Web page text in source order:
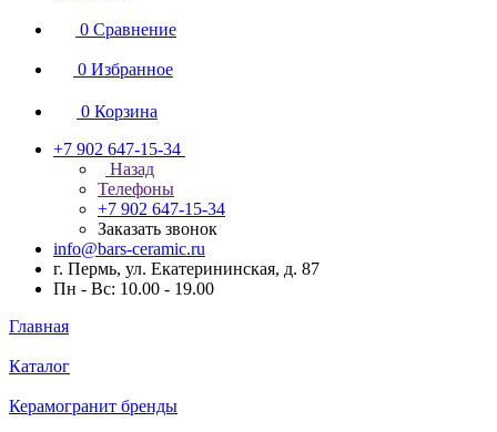
0 Сравнение
0 Избранное
0 Корзина
+7 902 647-15-34
Назад
Телефоны
+7 902 647-15-34
Заказать звонок
info@bars-ceramic.ru
г. Пермь, ул. Екатерининская, д. 87
Пн - Вс: 10.00 - 19.00
Главная
Каталог
Керамогранит бренды